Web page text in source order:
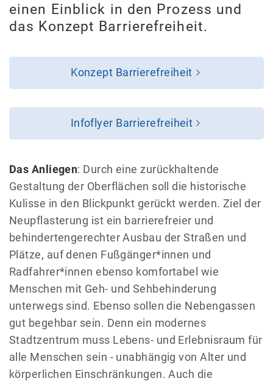
einen Einblick in den Prozess und
das Konzept Barrierefreiheit.
Konzept Barrierefreiheit
Infoflyer Barrierefreiheit
Das Anliegen: Durch eine zurückhaltende
Gestaltung der Oberflächen soll die historische
Kulisse in den Blickpunkt gerückt werden. Ziel der
Neupflasterung ist ein barrierefreier und
behindertengerechter Ausbau der Straßen und
Plätze, auf denen Fußgänger*innen und
Radfahrer*innen ebenso komfortabel wie
Menschen mit Geh- und Sehbehinderung
unterwegs sind. Ebenso sollen die Nebengassen
gut begehbar sein. Denn ein modernes
Stadtzentrum muss Lebens- und Erlebnisraum für
alle Menschen sein - unabhängig von Alter und
körperlichen Einschränkungen. Auch die